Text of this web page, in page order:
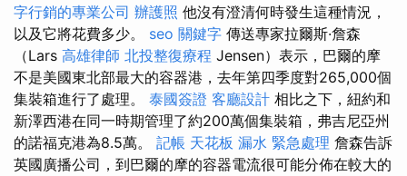
字行銷的專業公司 辦護照 他沒有澄清何時發生這種情況，
以及它將花費多少。 seo 關鍵字 傳送專家拉爾斯·詹森
（Lars 高雄律師 北投整復療程 Jensen）表示，巴爾的摩
不是美國東北部最大的容器港，去年第四季度對265,000個
集裝箱進行了處理。 泰國簽證 客廳設計 相比之下，紐約和
新澤西港在同一時期管理了約200萬個集裝箱，弗吉尼亞州
的諾福克港為8.5萬。 記帳 天花板 漏水 緊急處理 詹森告訴
英國廣播公司，到巴爾的摩的容器電流很可能分佈在較大的